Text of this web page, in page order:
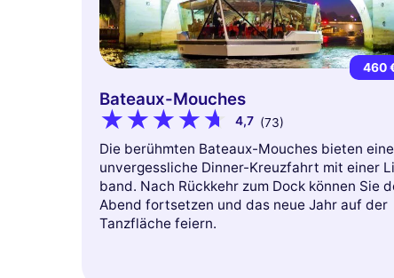
460
Bateaux-Mouches
4,7 (73)
Die berühmten Bateaux-Mouches bieten eine
unvergessliche Dinner-Kreuzfahrt mit einer
band. Nach Rückkehr zum Dock können Sie
Abend fortsetzen und das neue Jahr auf der
Tanzfläche feiern.